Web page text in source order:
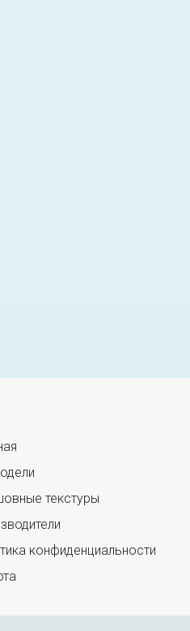
текстуры
конфиденциальности